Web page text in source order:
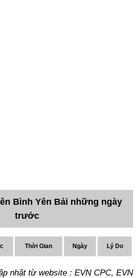
Bình Yên Bái những ngày
trước
Thời Gian Ngày Lý Do
nhật từ website : EVN CPC, EVN